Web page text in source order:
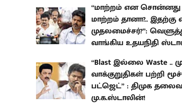
“மாற்றம் என
மாற்றம் தானா?.. இதற்கு
முதலமைச்சர்?”:
வாங்கிய உதயநிதி
“Blast இல்லை Waste ..
வாக்குறுதிகள் பற்றி
பட்ஜெட்” : திமுக
மு.க.ஸ்டாலின்!